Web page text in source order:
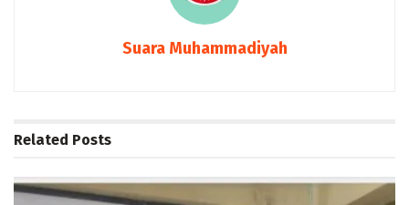
Suara Muhammadiyah
Related Posts